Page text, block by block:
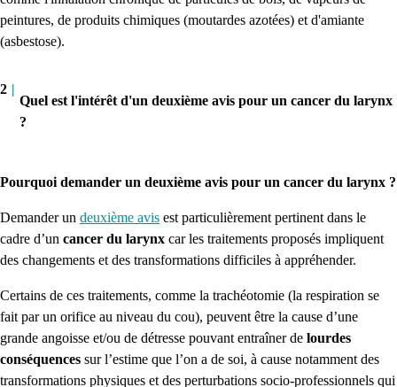
peintures, de produits chimiques (moutardes azotées) et d'amiante
(asbestose).
2 |
Quel est l'intérêt d'un deuxième avis pour un cancer du larynx
?
Pourquoi demander un deuxième avis pour un cancer du larynx ?
Demander un deuxième avis est particulièrement pertinent dans le
cadre d’un cancer du larynx car les traitements proposés impliquent
des changements et des transformations difficiles à appréhender.
Certains de ces traitements, comme la trachéotomie (la respiration se
fait par un orifice au niveau du cou), peuvent être la cause d’une
grande angoisse et/ou de détresse pouvant entraîner de lourdes
conséquences sur l’estime que l’on a de soi, à cause notamment des
transformations physiques et des perturbations socio-professionnels qui